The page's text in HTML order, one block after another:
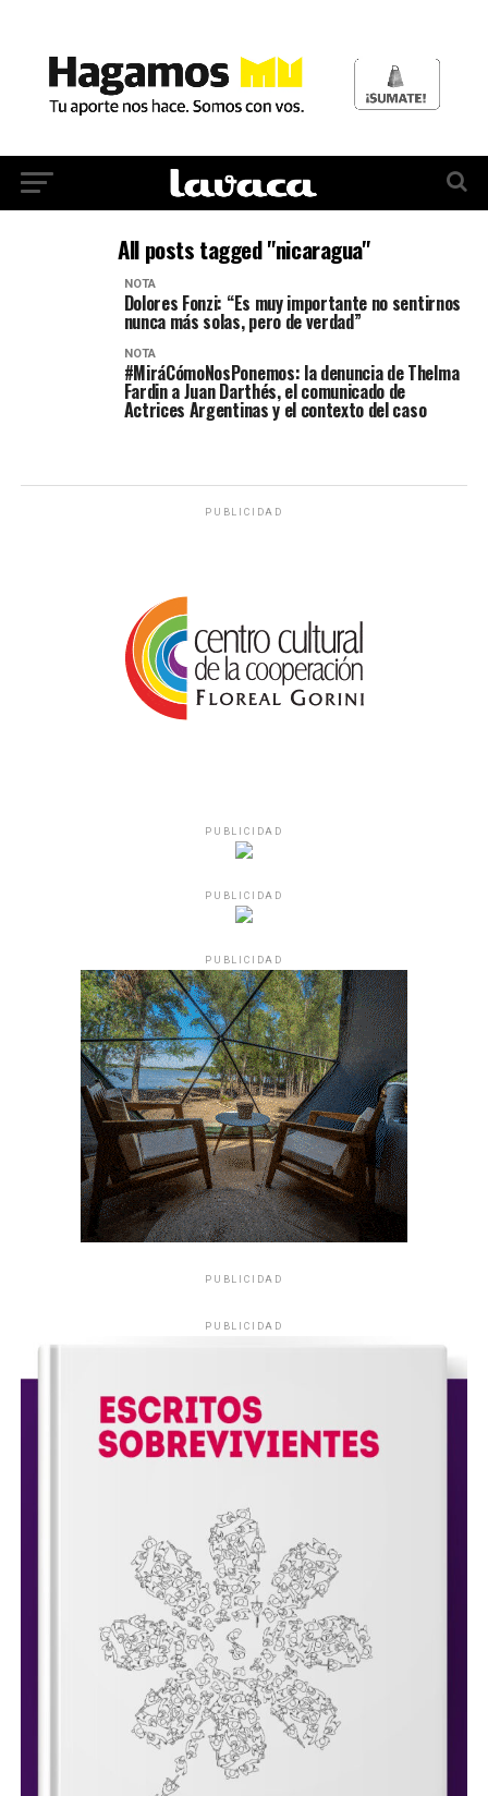
All posts tagged "nicaragua"
NOTA
Dolores Fonzi: “Es muy importante no sentirnos
nunca más solas, pero de verdad”
NOTA
#MiráCómoNosPonemos: la denuncia de Thelma
Fardin a Juan Darthés, el comunicado de
Actrices Argentinas y el contexto del caso
PUBLICIDAD
PUBLICIDAD
PUBLICIDAD
PUBLICIDAD
PUBLICIDAD
PUBLICIDAD